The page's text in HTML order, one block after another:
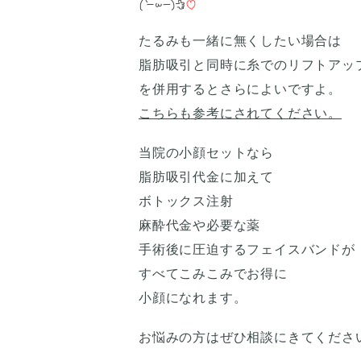
たるみも一緒に無くしたい場合は
脂肪吸引と同時に糸でのリフトアッ
を併用するとさらによいですよ。
こちらも参考にされてください。
当院の小顔セットなら
脂肪吸引代金に加えて
ボトックス注射
麻酔代金や必要な薬
手術後に圧迫するフェイスバンドが
すべてこみこみでお得に
小顔になれます。
お悩みの方はぜひ相談にきてくださ